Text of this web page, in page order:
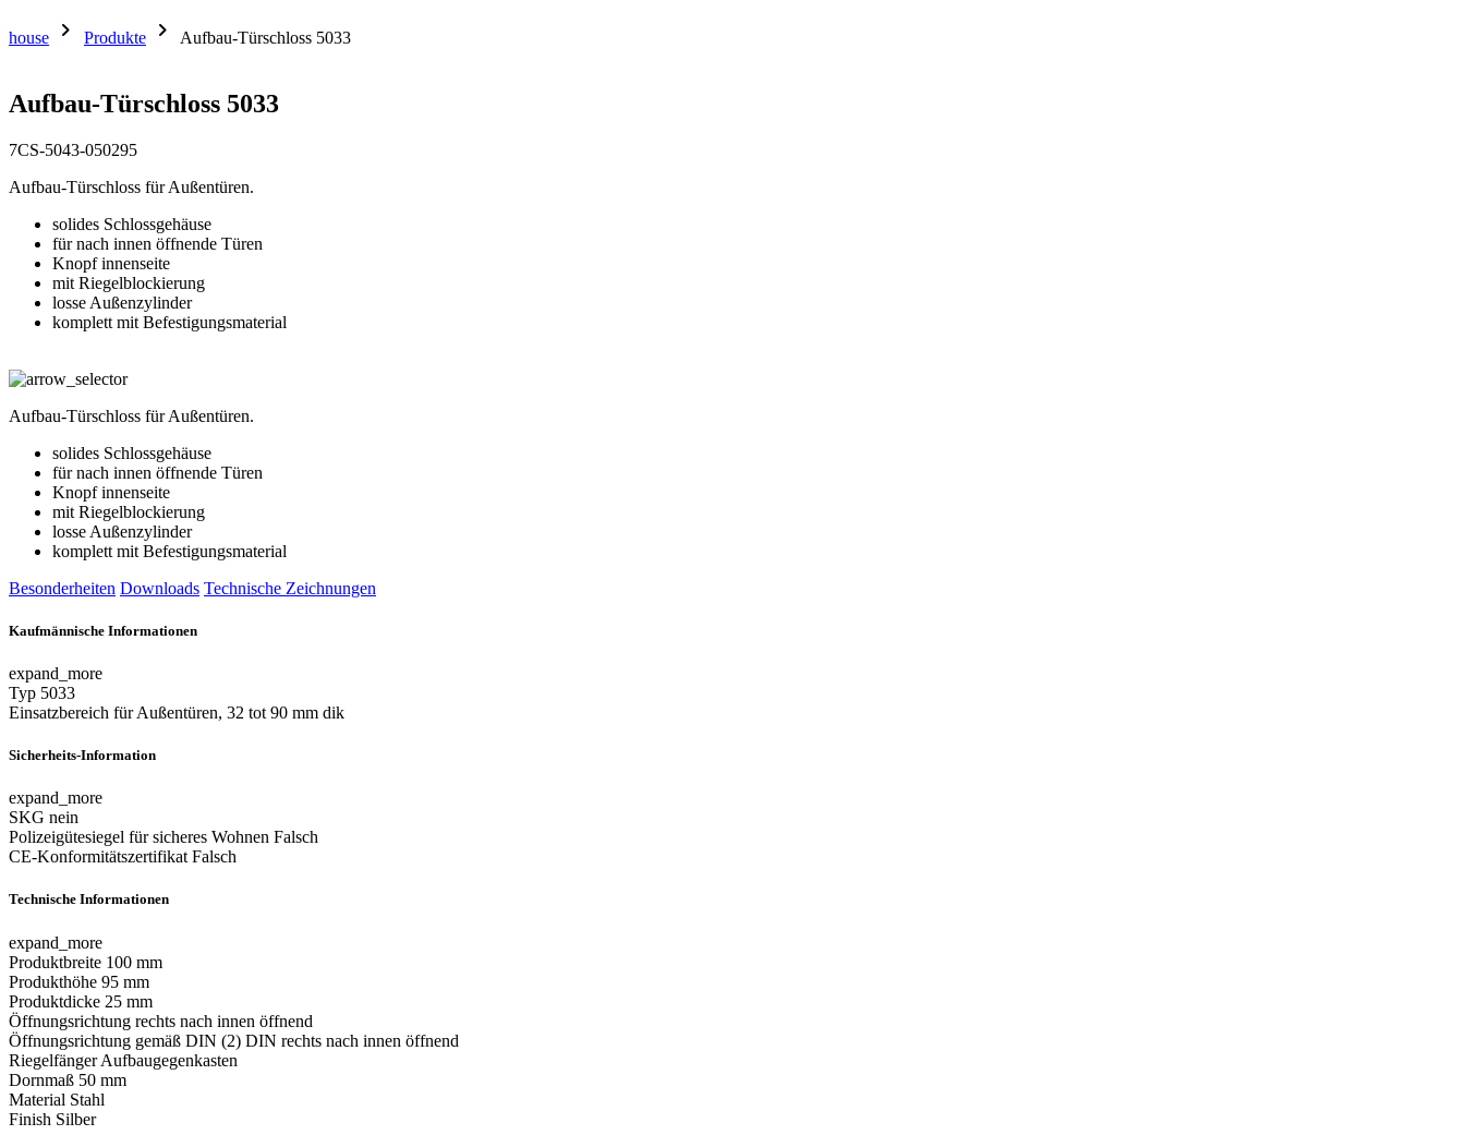
house chevron_right Produkte chevron_right Aufbau-Türschloss 5033
Aufbau-Türschloss 5033
7CS-5043-050295
Aufbau-Türschloss für Außentüren.
solides Schlossgehäuse
für nach innen öffnende Türen
Knopf innenseite
mit Riegelblockierung
losse Außenzylinder
komplett mit Befestigungsmaterial
Aufbau-Türschloss für Außentüren.
solides Schlossgehäuse
für nach innen öffnende Türen
Knopf innenseite
mit Riegelblockierung
losse Außenzylinder
komplett mit Befestigungsmaterial
Besonderheiten Downloads Technische Zeichnungen
Kaufmännische Informationen
expand_more
Typ 5033
Einsatzbereich für Außentüren, 32 tot 90 mm dik
Sicherheits-Information
expand_more
SKG nein
Polizeigütesiegel für sicheres Wohnen Falsch
CE-Konformitätszertifikat Falsch
Technische Informationen
expand_more
Produktbreite 100 mm
Produkthöhe 95 mm
Produktdicke 25 mm
Öffnungsrichtung rechts nach innen öffnend
Öffnungsrichtung gemäß DIN (2) DIN rechts nach innen öffnend
RiegelfängerAufbaugegenkasten
Dornmaß 50 mm
Material Stahl
Finish Silber